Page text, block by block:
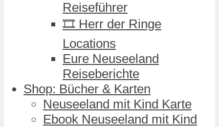
Reiseführer
🎞️ Herr der Ringe
Locations
Eure Neuseeland
Reiseberichte
Shop: Bücher & Karten
Neuseeland mit Kind Karte
Ebook Neuseeland mit Kind